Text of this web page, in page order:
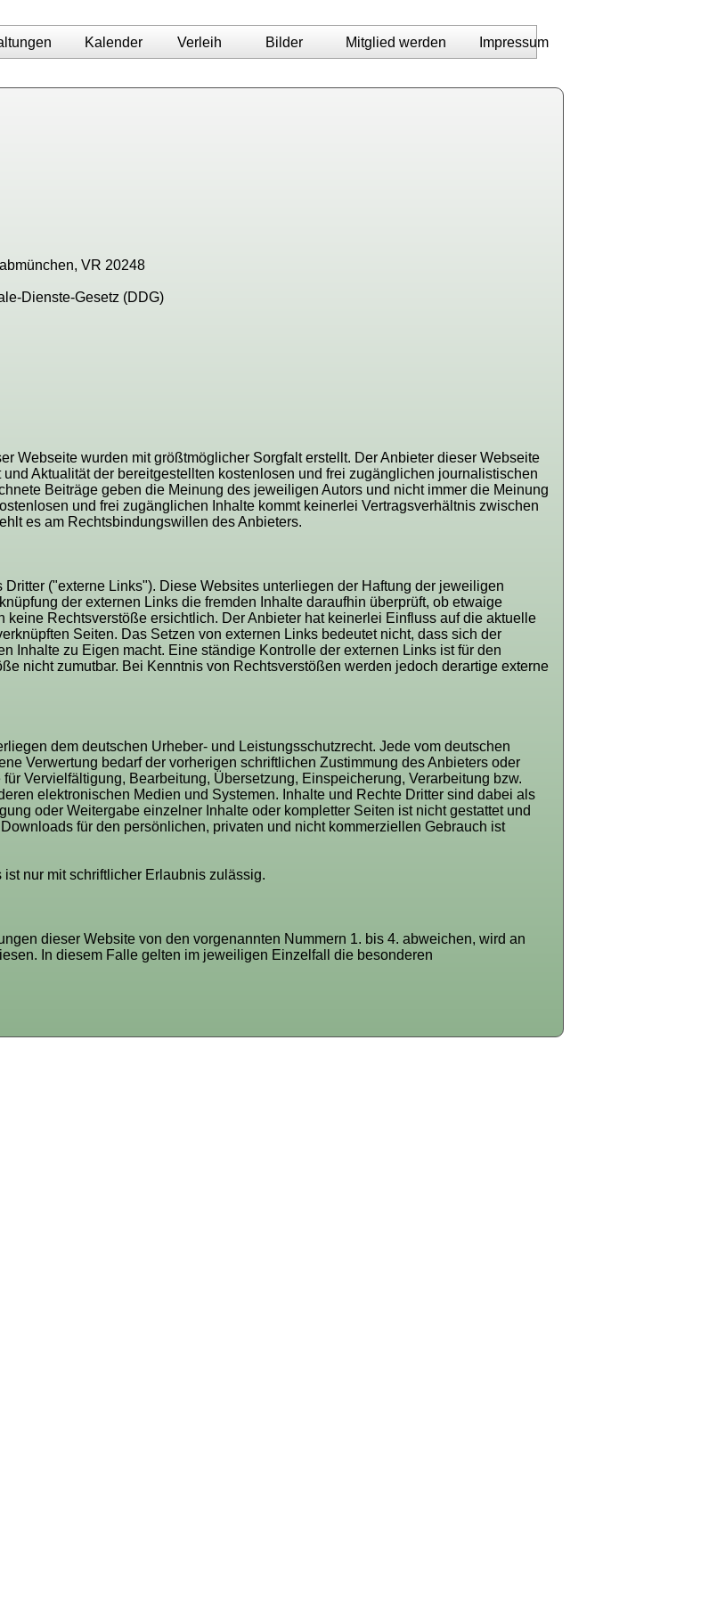
Kalender Verleih Bilder Mitglied werden Impressum
VR 20248
Dienste-Gesetz (DDG)
Webseite wurden mit größtmöglicher Sorgfalt erstellt. Der Anbieter dieser Webseite
Aktualität der bereitgestellten kostenlosen und frei zugänglichen journalistischen
Beiträge geben die Meinung des jeweiligen Autors und nicht immer die Meinung
und frei zugänglichen Inhalte kommt keinerlei Vertragsverhältnis zwischen
es am Rechtsbindungswillen des Anbieters.
("externe Links"). Diese Websites unterliegen der Haftung der jeweiligen
der externen Links die fremden Inhalte daraufhin überprüft, ob etwaige
keine Rechtsverstöße ersichtlich. Der Anbieter hat keinerlei Einfluss auf die aktuelle
Seiten. Das Setzen von externen Links bedeutet nicht, dass sich der
Inhalte zu Eigen macht. Eine ständige Kontrolle der externen Links ist für den
nicht zumutbar. Bei Kenntnis von Rechtsverstößen werden jedoch derartige externe
dem deutschen Urheber- und Leistungsschutzrecht. Jede vom deutschen
Verwertung bedarf der vorherigen schriftlichen Zustimmung des Anbieters oder
Vervielfältigung, Bearbeitung, Übersetzung, Einspeicherung, Verarbeitung bzw.
elektronischen Medien und Systemen. Inhalte und Rechte Dritter sind dabei als
oder Weitergabe einzelner Inhalte oder kompletter Seiten ist nicht gestattet und
für den persönlichen, privaten und nicht kommerziellen Gebrauch ist
nur mit schriftlicher Erlaubnis zulässig.
dieser Website von den vorgenannten Nummern 1. bis 4. abweichen, wird an
In diesem Falle gelten im jeweiligen Einzelfall die besonderen